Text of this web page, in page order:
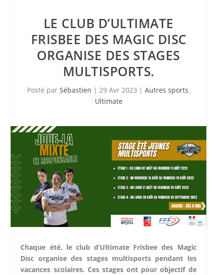
LE CLUB D’ULTIMATE
FRISBEE DES MAGIC DISC
ORGANISE DES STAGES
MULTISPORTS.
Posté par Sébastien | 29 Avr 2023 | Autres sports,
Ultimate
Chaque été, le club d’Ultimate Frisbee des Magic
Disc organise des stages multisports pendant les
vacances scolaires. Ces stages ont pour objectif de